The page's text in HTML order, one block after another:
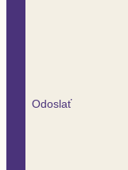
Odoslať